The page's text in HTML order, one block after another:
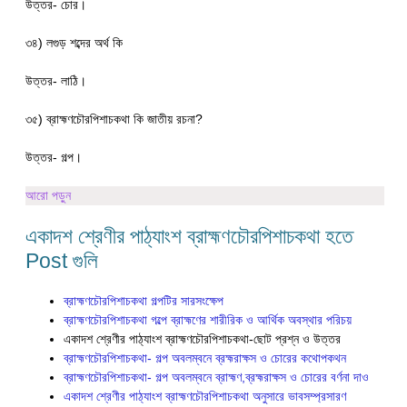
উত্তর- চোর।
৩৪) লগুড় শব্দের অর্থ কি
উত্তর- লাঠি।
৩৫) ব্রাহ্মণচৌরপিশাচকথা কি জাতীয় রচনা?
উত্তর- গল্প।
আরো পড়ুন
একাদশ শ্রেণীর পাঠ্যাংশ ব্রাহ্মণচৌরপিশাচকথা হতে
Post গুলি
ব্রাহ্মণচৌরপিশাচকথা গল্পটির সারসংক্ষেপ
ব্রাহ্মণচৌরপিশাচকথা গল্পে ব্রাহ্মণের শারীরিক ও আর্থিক অবস্থার পরিচয়
একাদশ শ্রেণীর পাঠ্যাংশ ব্রাহ্মণচৌরপিশাচকথা-ছোট প্রশ্ন ও উত্তর
ব্রাহ্মণচৌরপিশাচকথা- গল্প অবলম্বনে ব্রহ্মরাক্ষস ও চোরের কথোপকথন
ব্রাহ্মণচৌরপিশাচকথা- গল্প অবলম্বনে ব্রাহ্মণ,ব্রহ্মরাক্ষস ও চোরের বর্ণনা দাও
একাদশ শ্রেণীর পাঠ্যাংশ ব্রাহ্মণচৌরপিশাচকথা অনুসারে ভাবসম্প্রসারণ